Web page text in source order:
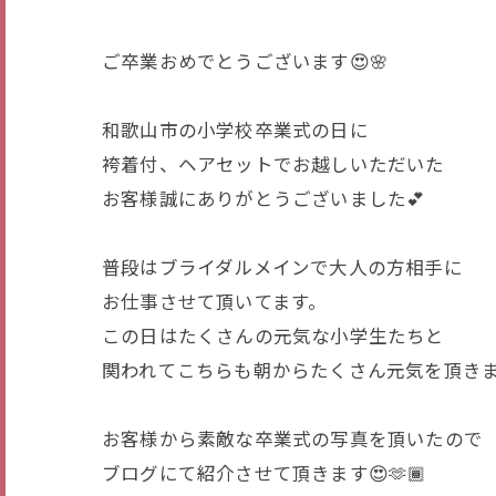
ご卒業おめでとうございます😍🌸
和歌山市の小学校卒業式の日に
袴着付、ヘアセットでお越しいただいた
お客様誠にありがとうございました💕
普段はブライダルメインで大人の方相手に
お仕事させて頂いてます。
この日はたくさんの元気な小学生たちと
関われてこちらも朝からたくさん元気を頂き
お客様から素敵な卒業式の写真を頂いたので
ブログにて紹介させて頂きます😍🫶🏾